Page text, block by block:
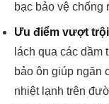
bạc bảo vệ chống
Ưu điểm vượt
lách qua các dầm
bảo ôn giúp ngăn
nhiệt lạnh trên